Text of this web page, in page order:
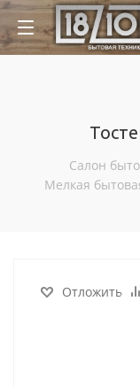
Салон
Мелкая
Отложить